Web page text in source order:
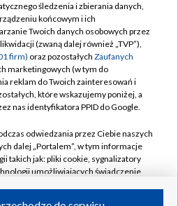
TVP
TVP
prywatności
zgody
Pomoc
Kontakt
Kanały
śledzenia i zbierania danych,
końcowym i ich
Twoich danych osobowych przez
(zwaną dalej również „TVP”),
firm) oraz pozostałych Zaufanych
marketingowych (w tym do
reklam do Twoich zainteresowań i
które wskazujemy poniżej, a
nas identyfikatora PPID do Google.
odwiedzania przez Ciebie naszych
dalej „Portalem”, w tym informacje
takich jak: pliki cookie, sygnalizatory
umożliwiających świadczenie